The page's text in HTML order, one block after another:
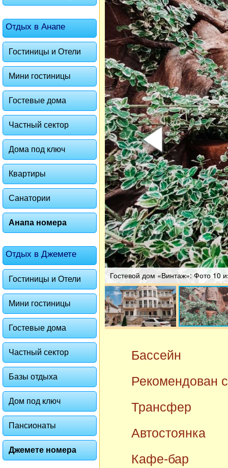
Отдых в Анапе
Гостиницы и Отели
Мини гостиницы
Гостевые дома
Частный сектор
Дома под ключ
Квартиры
Санатории
Анапа номера
Отдых в Джемете
Гостиницы и Отели
Мини гостиницы
Гостевые дома
Частный сектор
Базы отдыха
Дом под ключ
Пансионаты
Джемете номера
Гостевой дом «Винтаж»: Фото 10
Бассейн
Рекомендован
Трансфер
Автостоянка
Кафе-бар